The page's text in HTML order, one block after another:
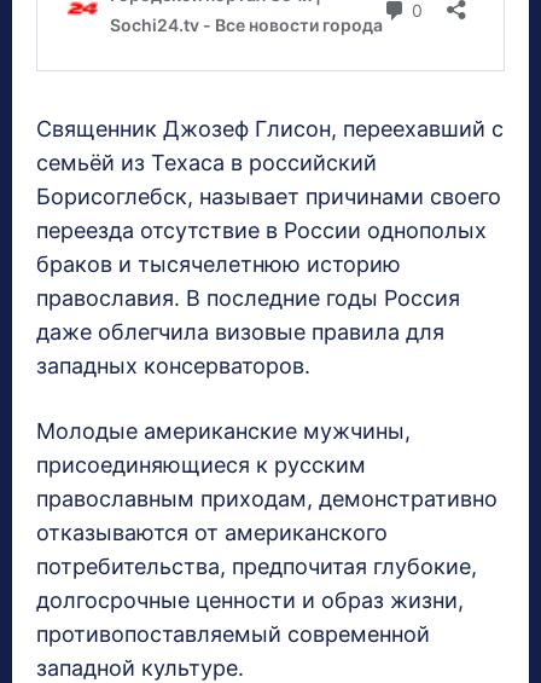
Священник Джозеф Глисон, переехавший с
семьёй из Техаса в российский
Борисоглебск, называет причинами своего
переезда отсутствие в России однополых
браков и тысячелетнюю историю
православия. В последние годы Россия
даже облегчила визовые правила для
западных консерваторов.
Молодые американские мужчины,
присоединяющиеся к русским
православным приходам, демонстративно
отказываются от американского
потребительства, предпочитая глубокие,
долгосрочные ценности и образ жизни,
противопоставляемый современной
западной культуре.